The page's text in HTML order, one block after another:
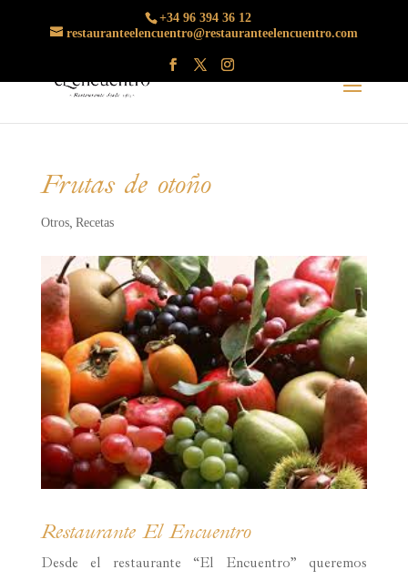
+34 96 394 36 12
restauranteelencuentro@restauranteelencuentro.com
Frutas de otoño
Otros, Recetas
Restaurante El Encuentro
Desde el restaurante “El Encuentro” queremos